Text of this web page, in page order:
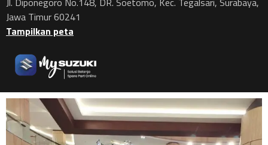
Jawa Timur 60241
Tampilkan peta